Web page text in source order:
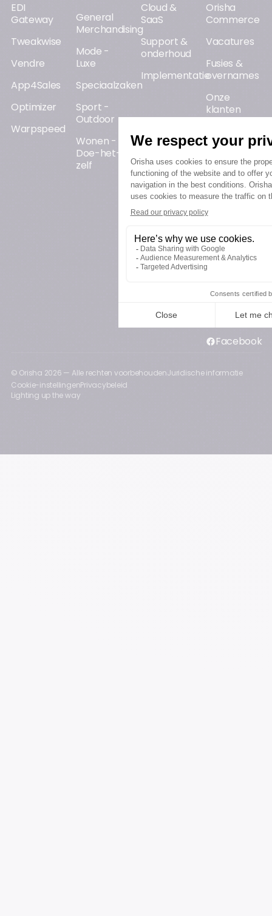
EDI
Gateway
Tweakwise
Vendre
App4Sales
Optimizer
Warpspeed
General
Merchandising
Mode -
Luxe
Speciaalzaken
Sport -
Outdoor
Wonen -
Doe-het-
zelf
Cloud &
SaaS
Support &
onderhoud
Implementatie
Orisha
Commerce
Vacatures
Fusies &
overnames
Onze
klanten
man/vrouw
Contractuele
SOCIALE
MEDIA
YouTube
Instagram
Facebook
© Orisha 2026 — Alle rechten voorbehoudenJuridische informatie
Cookie-instellingenPrivacybeleid
Lighting up the way